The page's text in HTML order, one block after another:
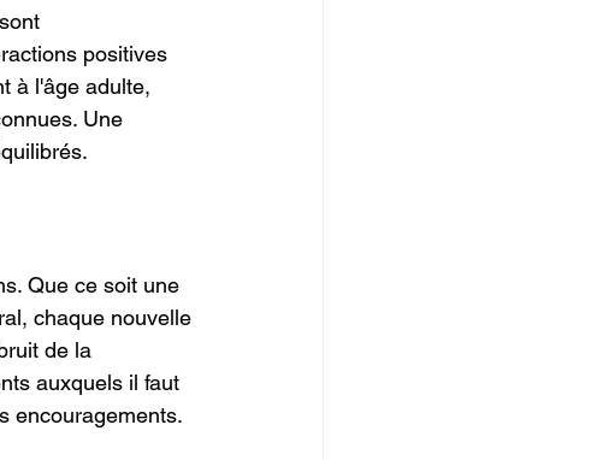
positives
à l'âge adulte,
Une
Que ce soit une
chaque nouvelle
de la
auxquels il faut
encouragements.